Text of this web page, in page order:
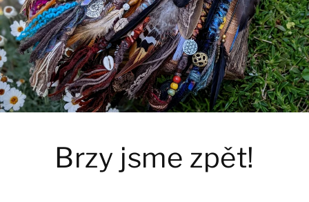
Brzy jsme zpět!